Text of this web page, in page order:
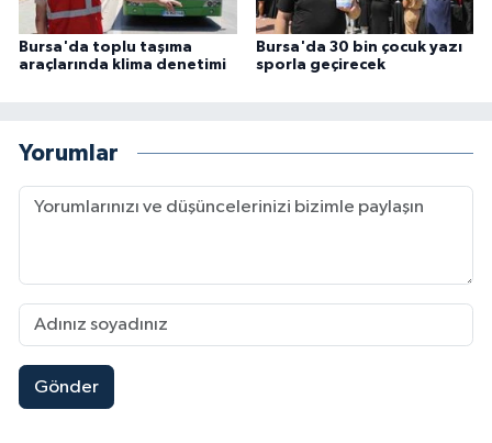
Bursa'da toplu taşıma
araçlarında klima denetimi
Bursa'da 30 bin çocuk yazı
sporla geçirecek
Yorumlar
Gönder